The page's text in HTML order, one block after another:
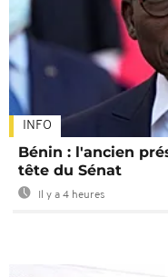
INFO
Bénin : l'ancien
tête du Sénat
Il y a 4 heures